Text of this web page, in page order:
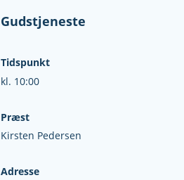
Gudstjeneste
Tidspunkt
kl. 10:00
Præst
Kirsten Pedersen
Adresse